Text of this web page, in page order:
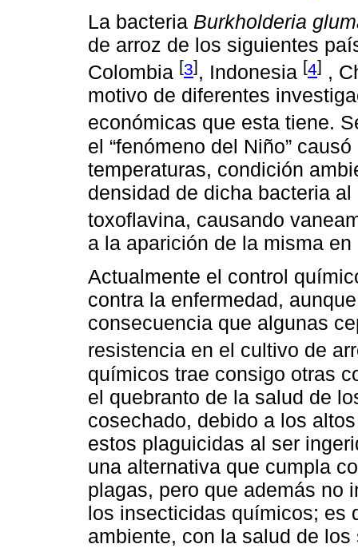
La bacteria Burkholderia
de arroz de los siguientes
Colombia [3], Indonesia [4] ,
motivo de diferentes
económicas que esta tiene.
el “fenómeno del Niño”
temperaturas, condición
densidad de dicha bacteria
toxoflavina, causando
a la aparición de la misma en
Actualmente el control
contra la enfermedad,
consecuencia que algunas
resistencia en el cultivo de
químicos trae consigo otras
el quebranto de la salud de
cosechado, debido a los
estos plaguicidas al ser
una alternativa que cumpla
plagas, pero que además no
los insecticidas químicos; es
ambiente, con la salud de